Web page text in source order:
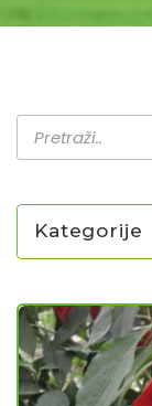
Kategorije
SADNICE